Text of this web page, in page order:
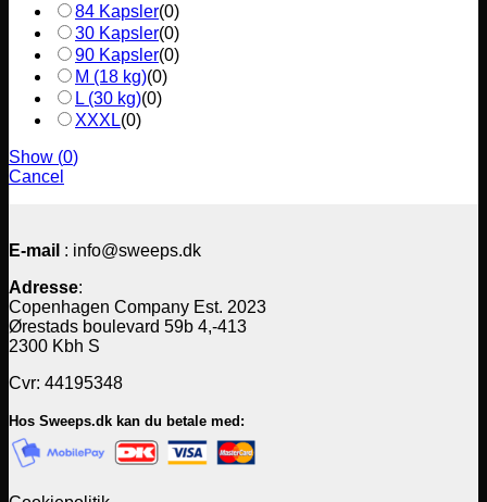
84 Kapsler(0)
30 Kapsler(0)
90 Kapsler(0)
M (18 kg)(0)
L (30 kg)(0)
XXXL(0)
Show (0)
Cancel
E-mail : info@sweeps.dk
Adresse:
Copenhagen Company Est. 2023
Ørestads boulevard 59b 4,-413
2300 Kbh S
Cvr: 44195348
Hos Sweeps.dk kan du betale med: